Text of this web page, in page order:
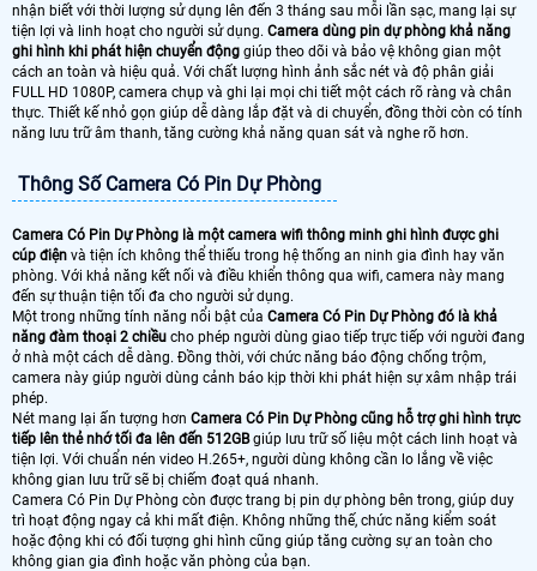
nhận biết với thời lượng sử dụng lên đến 3 tháng sau mỗi lần sạc, mang lại sự
tiện lợi và linh hoạt cho người sử dụng. Camera dùng pin dự phòng khả năng
ghi hình khi phát hiện chuyển động giúp theo dõi và bảo vệ không gian một
cách an toàn và hiệu quả. Với chất lượng hình ảnh sắc nét và độ phân giải
FULL HD 1080P, camera chụp và ghi lại mọi chi tiết một cách rõ ràng và chân
thực. Thiết kế nhỏ gọn giúp dễ dàng lắp đặt và di chuyển, đồng thời còn có tính
năng lưu trữ âm thanh, tăng cường khả năng quan sát và nghe rõ hơn.
Thông Số Camera Có Pin Dự Phòng
Camera Có Pin Dự Phòng là một camera wifi thông minh ghi hình được ghi
cúp điện và tiện ích không thể thiếu trong hệ thống an ninh gia đình hay văn
phòng. Với khả năng kết nối và điều khiển thông qua wifi, camera này mang
đến sự thuận tiện tối đa cho người sử dụng.
Một trong những tính năng nổi bật của Camera Có Pin Dự Phòng đó là khả
năng đàm thoại 2 chiều cho phép người dùng giao tiếp trực tiếp với người đang
ở nhà một cách dễ dàng. Đồng thời, với chức năng báo động chống trộm,
camera này giúp người dùng cảnh báo kịp thời khi phát hiện sự xâm nhập trái
phép.
Nét mang lại ấn tượng hơn Camera Có Pin Dự Phòng cũng hỗ trợ ghi hình trực
tiếp lên thẻ nhớ tối đa lên đến 512GBgiúp lưu trữ số liệu một cách linh hoạt và
tiện lợi. Với chuẩn nén video H.265+, người dùng không cần lo lắng về việc
không gian lưu trữ sẽ bị chiếm đoạt quá nhanh.
Camera Có Pin Dự Phòng còn được trang bị pin dự phòng bên trong, giúp duy
trì hoạt động ngay cả khi mất điện. Không những thế, chức năng kiểm soát
hoặc động khi có đối tượng ghi hình cũng giúp tăng cường sự an toàn cho
không gian gia đình hoặc văn phòng của bạn.